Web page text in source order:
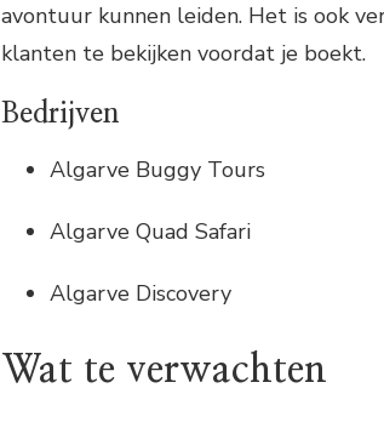
avontuur kunnen leiden. Het is ook
klanten te bekijken voordat je boekt.
Bedrijven
Algarve Buggy Tours
Algarve Quad Safari
Algarve Discovery
Wat te verwachten